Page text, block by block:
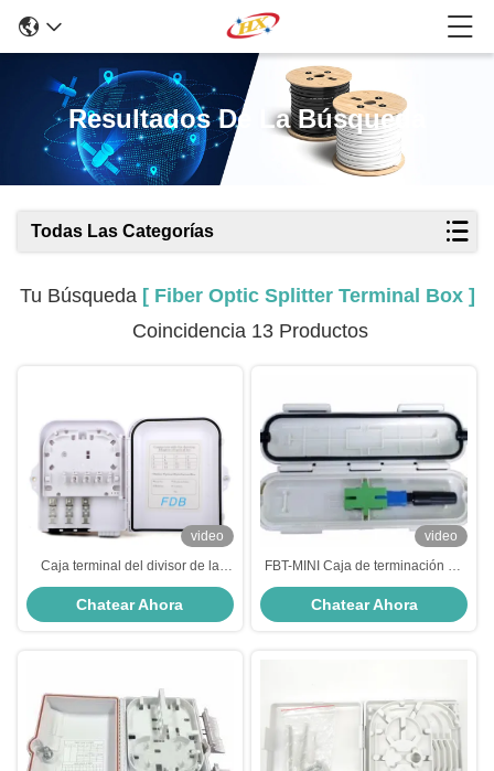
Resultados De La Búsqueda
Todas Las Categorías
Tu Búsqueda [ Fiber Optic Splitter Terminal Box ]
Coincidencia 13 Productos
video
Caja terminal del divisor de la
fibra óptica del ABS 4Core 8Core
12Core 24Core 48Core 12 meses
Chatear Ahora
video
FBT-MINI Caja de terminación de
cable de fibra óptica, Caja de
terminación de división de fibra
óptica compacta y potente
Chatear Ahora